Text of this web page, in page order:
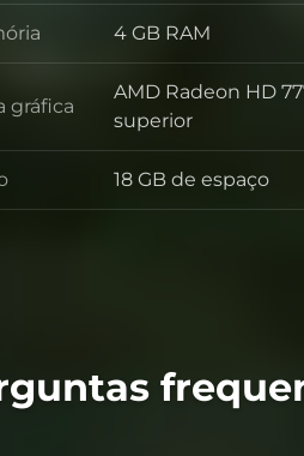
Memória
4 GB RAM
gráfica
Placa gráfica
AMD Radeon HD
superior
Disco
18 GB de espaço